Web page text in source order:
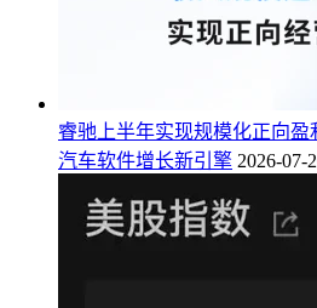
睿驰上半年实现规模化正向盈
汽车软件增长新引擎 2026-07-